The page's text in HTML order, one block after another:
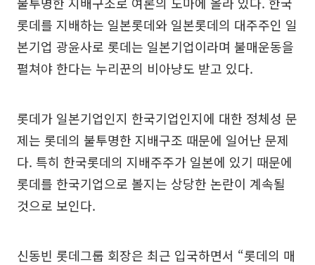
롯데를 지배하는 일본롯데와 일본롯데의 대주주인 일
본기업 광윤사로 롯데는 일본기업이라며 불매운동을
펼쳐야 한다는 누리꾼의 비아냥도 받고 있다.
롯데가 일본기업인지 한국기업인지에 대한 정체성 문
제는 롯데의 불투명한 지배구조 때문에 일어난 문제
다. 특히 한국롯데의 지배주주가 일본에 있기 때문에
롯데를 한국기업으로 볼지는 상당한 논란이 계속될
것으로 보인다.
신동빈 롯데그룹 회장은 최근 입국하면서 “롯데의 매